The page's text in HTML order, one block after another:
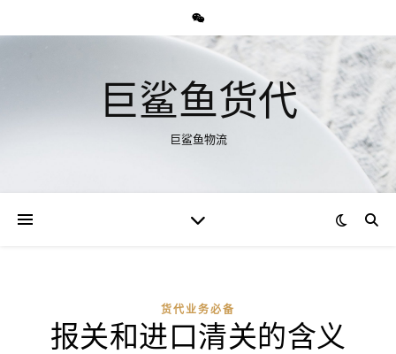
巨鲨鱼货代
巨鲨鱼物流
货代业务必备
报关和进口清关的含义